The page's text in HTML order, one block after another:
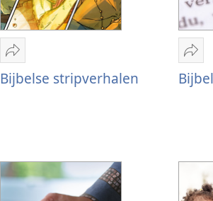
Delen
Bijbelse
stripverhalen
Bijbelse stripverhalen